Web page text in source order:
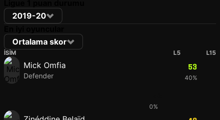
2019-20
Ortalama skor
İSIM L5 L15
Mick Omfia
Defender
53
40%
0%